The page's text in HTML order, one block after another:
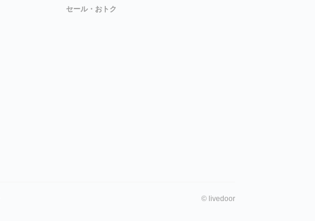
セール・おトク
© livedoor